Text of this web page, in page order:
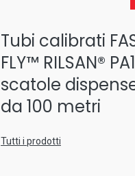
Tubi calibrati
FLY™ RILSAN®
scatole
da 100 metri
Tutti i prodotti